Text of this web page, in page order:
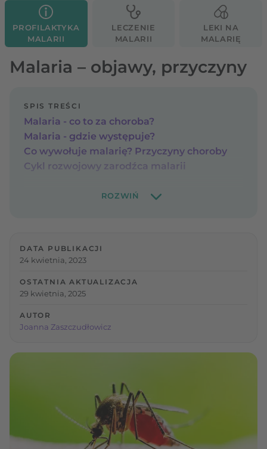
PROFILAKTYKA
MALARII
LECZENIE
MALARII
LEKI NA
MALARIĘ
Malaria – objawy, przyczyny
SPIS TREŚCI
Malaria - co to za choroba?
Malaria - gdzie występuje?
Co wywołuje malarię? Przyczyny choroby
Cykl rozwojowy zarodźca malarii
DATA PUBLIKACJI
24 kwietnia, 2023
OSTATNIA AKTUALIZACJA
29 kwietnia, 2025
AUTOR
Joanna Zaszczudłowicz